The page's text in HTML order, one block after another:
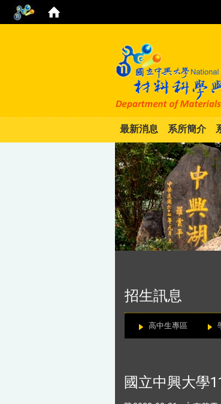
最新消息 系所簡介
招生訊息
高中生專區
國立中興大學